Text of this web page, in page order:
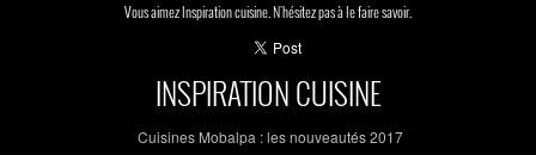
Vous aimez Inspiration cuisine. N'hésitez pas à le faire savoir.
INSPIRATION CUISINE
Cuisines Mobalpa : les nouveautés 2017